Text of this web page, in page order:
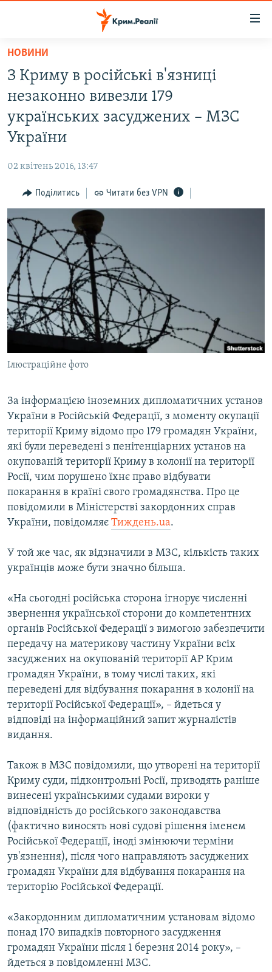
Перейти
основного
матеріалу
Перейти
до
основної
Перейти
пошуку
ВОДА.КРИМ
ВІДЕО ТА ФОТО
ПОЛІТИКА
ІНТЕРВ'Ю
ВСЕ ЗА ДЕНЬ
СПЕЦПРОЕКТИ
ДЕПОРТАЦІЯ
ВІДЕОУРОКИ «ELIFBE»
СВІДЧЕННЯ ОКУПАЦІЇ
УКРАЇНСЬКА ПРОБЛЕМА КРИМУ
ЯК ОБІЙТИ БЛОКУВАННЯ
Русский
Qırımtatar
Усі сайти RFE/RL
НОВИНИ
З Криму в російські в'язниці
незаконно вивезли 179
українських засуджених – МЗС
України
02 квітень 2016, 13:47
Поділитись Читати без VPN
Ілюстраційне фото
За інформацією іноземних дипломатичних установ
України в Російській Федерації, з моменту окупації
території Криму відомо про 179 громадян України,
які були переведені з пенітенціарних установ на
окупованій території Криму в колонії на території
Росії, чим порушено їхнє право відбувати
покарання в країні свого громадянства. Про це
повідомили в Міністерстві закордонних справ
України, повідомляє Тиждень.ua.
У той же час, як відзначили в МЗС, кількість таких
українців може бути значно більша.
«На сьогодні російська сторона ігнорує численні
звернення української сторони до компетентних
органів Російської Федерації з вимогою забезпечити
передачу на материкову частину України всіх
засуджених на окупованій території АР Крим
громадян України, в тому числі таких, які
переведені для відбування покарання в колонії на
території Російської Федерації», – йдеться у
відповіді на інформаційний запит журналістів
видання.
Також в МЗС повідомили, що утворені на території
Криму суди, підконтрольні Росії, приводять раніше
винесені українськими судами вироки у
відповідність до російського законодавства
(фактично виносять нові судові рішення іменем
Російської Федерації, іноді змінюючи терміни
ув'язнення), після чого направляють засуджених
громадян України для відбування покарання на
територію Російської Федерації.
«Закордонним дипломатичним установам відомо
понад 170 випадків повторного засудження
громадян України після 1 березня 2014 року», –
йдеться в повідомленні МЗС.